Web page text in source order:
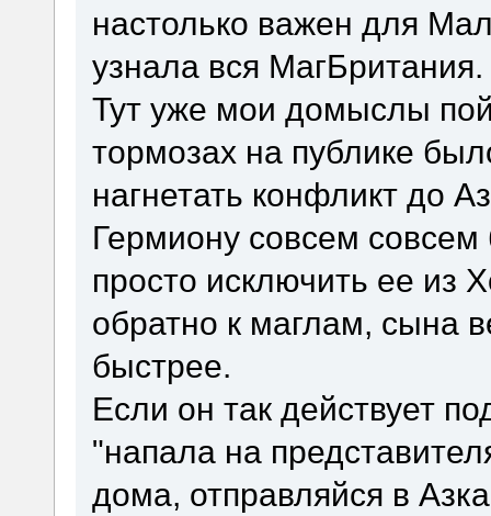
настолько важен для
узнала вся МагБритания.
Тут уже мои домыслы
тормозах на публике
нагнетать конфликт до
Гермиону совсем совсем
просто исключить ее из
обратно к маглам, сына
быстрее.
Если он так действует
"напала на
дома, отправляйся в